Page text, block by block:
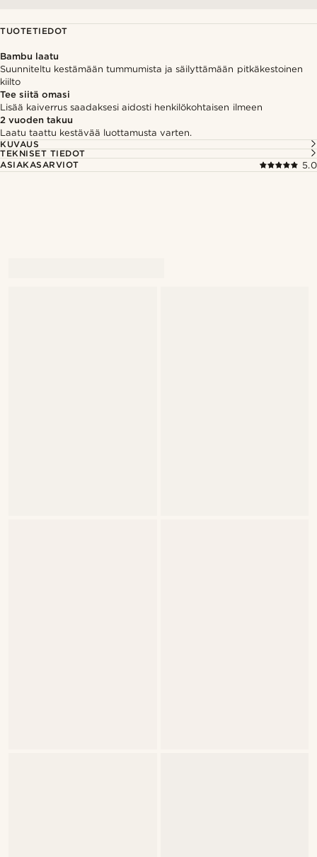
TUOTETIEDOT
Bambu laatu
Suunniteltu kestämään tummumista ja säilyttämään pitkäkestoinen
kiilto
Tee siitä omasi
Lisää kaiverrus saadaksesi aidosti henkilökohtaisen ilmeen
2 vuoden takuu
Laatu taattu kestävää luottamusta varten.
KUVAUS
TEKNISET TIEDOT
ASIAKASARVIOT
5.0